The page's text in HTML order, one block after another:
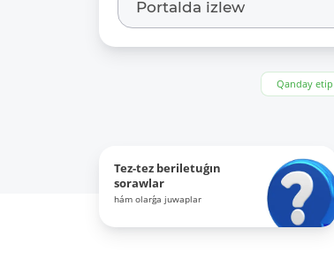
Qanday
Tez-tez beriletuǵın
sorawlar
hám olarǵa juwaplar